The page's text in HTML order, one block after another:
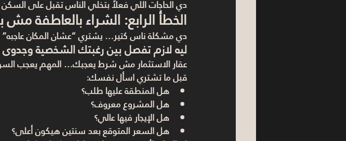
دي الحاجات اللي فعلاً بتخلي الناس تقبل على
الخطأ الرابع: الشراء بالعاطفة مش
دي مشكلة ناس كتير… يشتري “عشان المكان
ليه لازم تفصل بين رغبتك الشخصية وجدوى
عقار الاستثمار مش شرط يعجبك… المهم يعجب
قبل ما تشتري اسأل نفسك:
هل المنطقة عليها طلب؟
هل المشروع معروف؟
هل الإيجار فيها عالي؟
هل السعر المتوقع بعد سنتين هيكون أعلى؟